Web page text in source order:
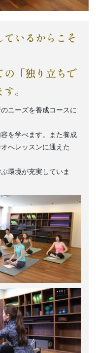
いるからこそ
の「独り立ちで
。
ニーズを養成コースに
を学べます。また養成
へレッスンに通えた
環境が充実していま